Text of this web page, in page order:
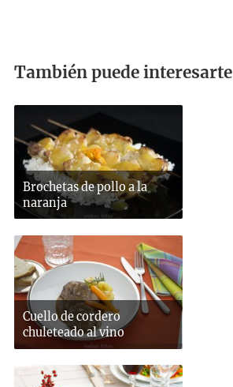
También puede interesarte
Brochetas de pollo a la
naranja
Cuello de cordero
chuleteado al vino